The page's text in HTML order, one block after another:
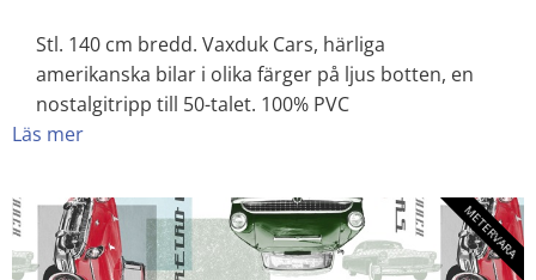
Stl. 140 cm bredd. Vaxduk Cars, härliga
amerikanska bilar i olika färger på ljus botten, en
nostalgitripp till 50-talet. 100% PVC
Läs mer
METERVARA